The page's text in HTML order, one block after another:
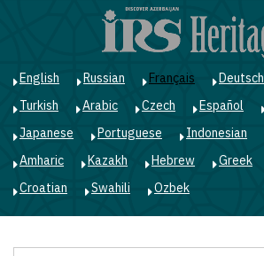
English Russian Français Deutsch
Turkish
Arabic Czech Español
Japanese
Portuguese Indonesian
Amharic
Kazakh Hebrew Greek
Croatian
Swahili Ozbek